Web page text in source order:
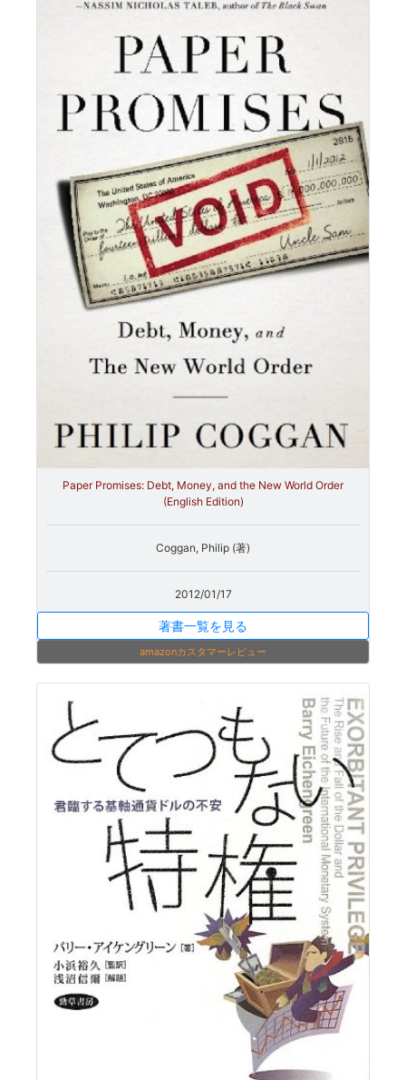
Paper Promises: Debt, Money, and the New World Order
(English Edition)
Coggan, Philip (著)
2012/01/17
著書一覧を見る
amazonカスタマーレビュー